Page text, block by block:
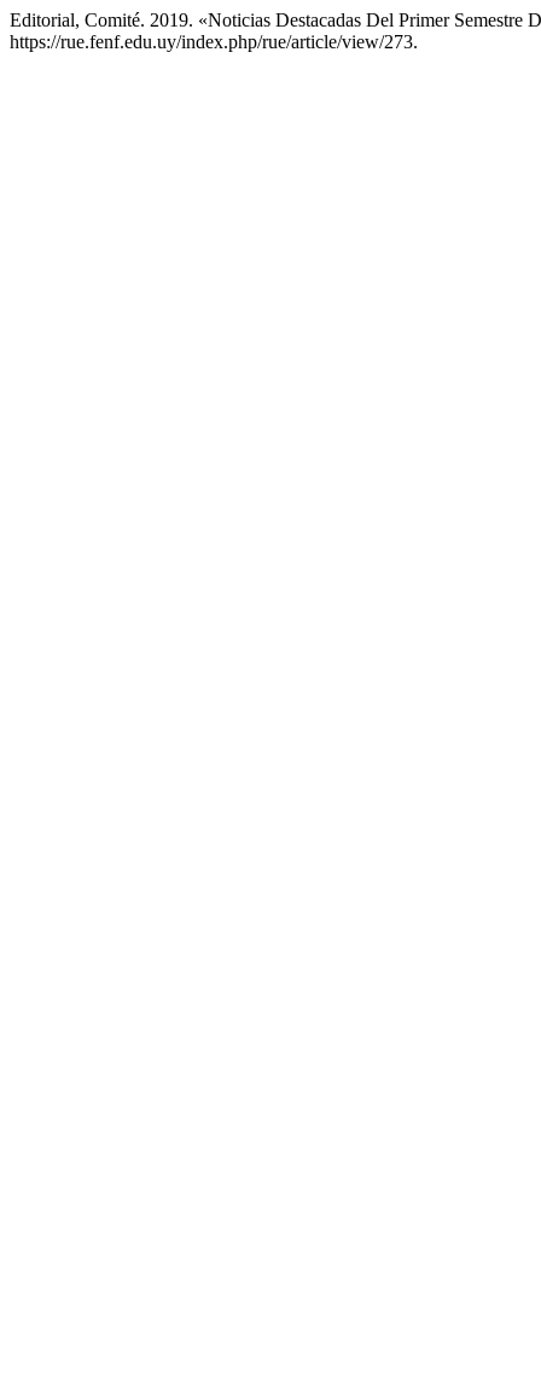
Editorial, Comité. 2019. «Noticias Destacadas Del Primer Semestre
https://rue.fenf.edu.uy/index.php/rue/article/view/273.